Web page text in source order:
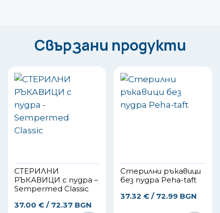
Свързани продукти
СТЕРИЛНИ
РЪКАВИЦИ с пудра –
Sempermed Classic
37.00 € / 72.37 BGN
Стерилни ръкавици
без пудра Peha-taft
37.32 € / 72.99 BGN